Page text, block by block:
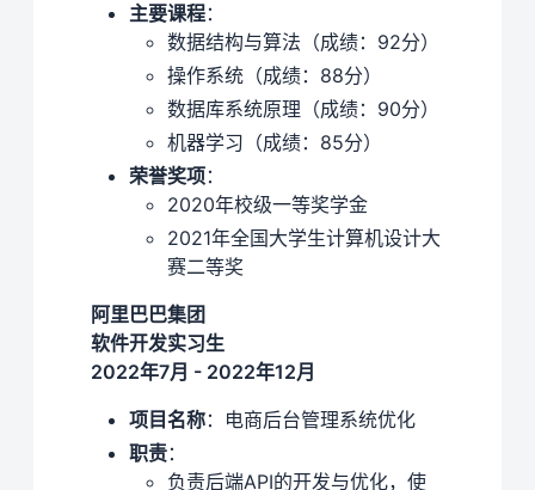
主要课程：
数据结构与算法（成绩：92分）
操作系统（成绩：88分）
数据库系统原理（成绩：90分）
机器学习（成绩：85分）
荣誉奖项：
2020年校级一等奖学金
2021年全国大学生计算机设计大
赛二等奖
阿里巴巴集团
软件开发实习生
2022年7月 - 2022年12月
项目名称：电商后台管理系统优化
职责：
负责后端API的开发与优化，使